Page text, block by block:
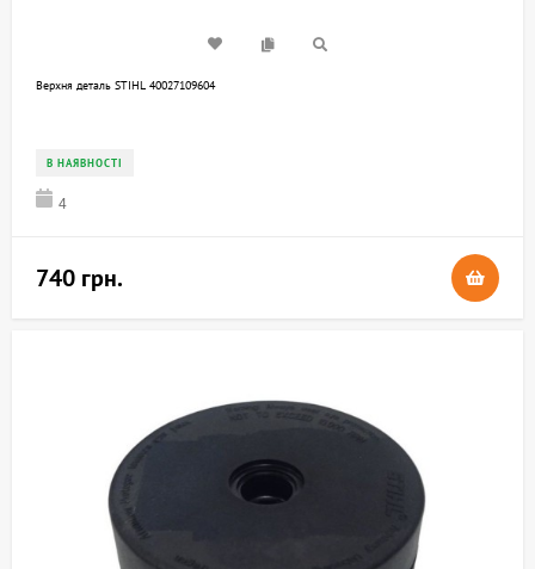
Верхня деталь STIHL 40027109604
В НАЯВНОСТІ
4
740 грн.